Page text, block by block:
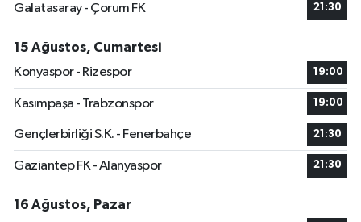
Galatasaray - Çorum FK
21:30
15 Ağustos, Cumartesi
Konyaspor - Rizespor
19:00
Kasımpaşa - Trabzonspor 19:00
Gençlerbirliği S.K. - Fenerbahçe 21:30
Gaziantep FK - Alanyaspor 21:30
16 Ağustos, Pazar